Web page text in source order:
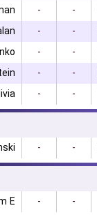
- -
- -
- -
- -
- -
- -
E.
- -